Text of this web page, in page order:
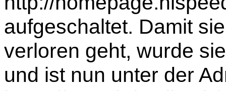
aufgeschaltet. Damit
verloren geht, wurde
und ist nun unter der